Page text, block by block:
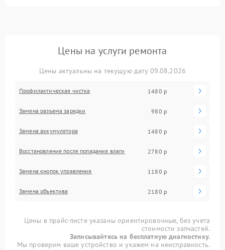
Цены на услуги ремонта
Цены актуальны на текущую дату 09.08.2026
Профилактическая чистка 1480 р
Замена разъема зарядки 980 р
Замена аккумулятора 1480 р
Восстановление после попадания влаги 2780 р
Замена кнопок управления 1180 р
Замена объектива 2180 р
Цены в прайс-листе указаны ориентировочные, без учета
стоимости запчастей.
Записывайтесь на бесплатную диагностику.
Мы проверим ваше устройство и укажем на неисправность.